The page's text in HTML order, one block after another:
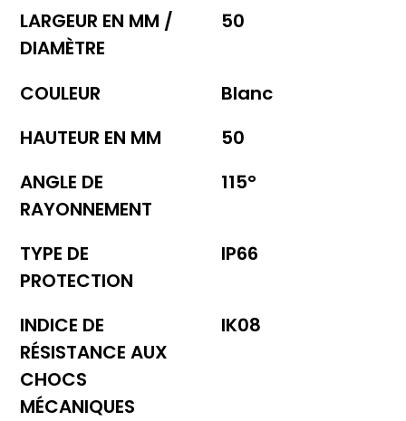
LARGEUR EN MM /
DIAMÈTRE
50
COULEUR
Blanc
HAUTEUR EN MM
50
ANGLE DE
RAYONNEMENT
115°
TYPE DE
PROTECTION
IP66
INDICE DE
RÉSISTANCE AUX
CHOCS
MÉCANIQUES
IK08